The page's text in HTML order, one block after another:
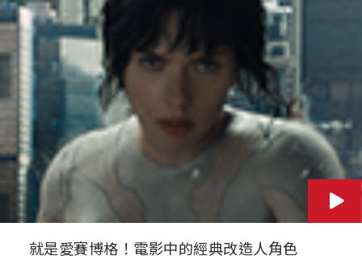
就是愛賽博格！電影中的經典改造人角色